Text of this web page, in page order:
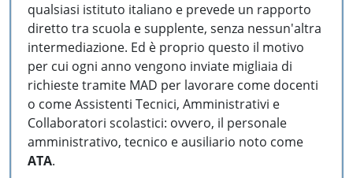
qualsiasi istituto italiano e prevede un rapporto
diretto tra scuola e supplente, senza nessun'altra
intermediazione. Ed è proprio questo il motivo
per cui ogni anno vengono inviate migliaia di
richieste tramite MAD per lavorare come docenti
o come Assistenti Tecnici, Amministrativi e
Collaboratori scolastici: ovvero, il personale
amministrativo, tecnico e ausiliario noto come
ATA.